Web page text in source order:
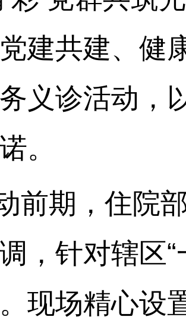
建共建、健
义诊活动，
。
前期，住院
，针对辖区
现场精心设